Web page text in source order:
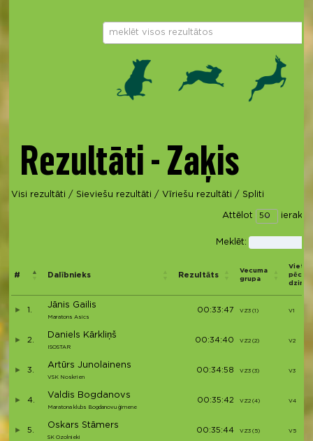
Rezultāti - Zaķis
Visi rezultāti / Sieviešu rezultāti / Vīriešu rezultāti / Spliti
Attēlot
Meklēt:
# Dalībnieks Rezultāts
Vecuma
grupa
Vieta
pēc
1.
Jānis Gailis
Maratons Asics
00:33:47 VZ3 (1) V1
2.
Daniels Kārkliņš
ISOSTAR
00:34:40 VZ2 (2) V2
3.
Artūrs Junolainens
VSK Noskrien
00:34:58 VZ3 (3) V3
4.
Valdis Bogdanovs
Maratona klubs Bogdanovu ģimene
00:35:42 VZ2 (4) V4
5.
Oskars Stāmers
SK Ozolnieki
00:35:44 VZ3 (5) V5